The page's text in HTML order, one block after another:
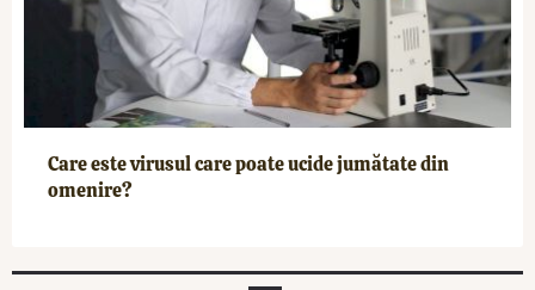
Care este virusul care poate ucide jumătate din
omenire?